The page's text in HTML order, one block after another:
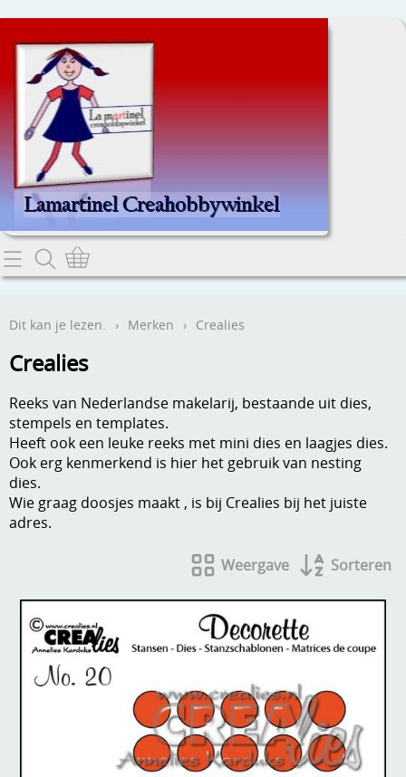
Home
Contact
Webwinkel
A, ja, op is op
Aanbiedingen
Andere
DVD-CD
Embossen
Handige extra's
Hechtingsmaterialen
Hout , MDF, kartonmateriaal, steen
Algemene voorwaarden
Verzend - en verpakkingsk
Mijn account
Anders creatief
Gastenboek
Dit kan je lezen. › Merken › Crealies
Crealies
Reeks van Nederlandse makelarij, bestaande uit dies,
stempels en templates.
Heeft ook een leuke reeks met mini dies en laagjes dies.
Ook erg kenmerkend is hier het gebruik van nesting
dies.
Wie graag doosjes maakt , is bij Crealies bij het juiste
adres.
Weergave Sorteren